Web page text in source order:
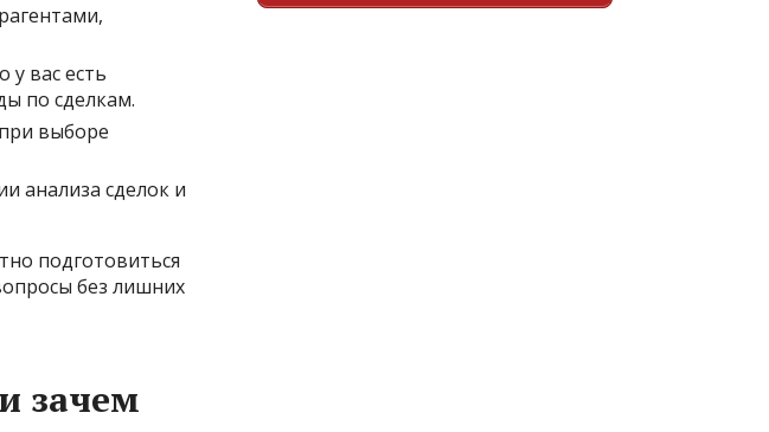
у вас есть
по сделкам.
выборе
анализа сделок и
подготовиться
без лишних
зачем